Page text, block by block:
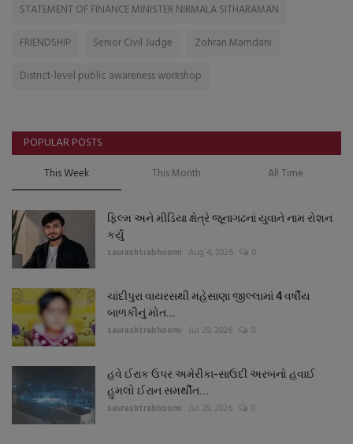
STATEMENT OF FINANCE MINISTER NIRMALA SITHARAMAN
FRIENDSHIP
Senior Civil Judge
Zohran Mamdani
District-level public awareness workshop
POPULAR POSTS
This Week This Month All Time
ફિલ્મ અને મીડિયા ક્ષેત્રે જૂનાગઢનાં યુવાને નામ રોશન
કર્યું
saurashtrabhoomi Aug 4, 2026 0
ચાંદીપુરા વાયરસથી મહેસાણા જીલ્લામાં 4 વર્ષીય
બાળકીનું મોત...
saurashtrabhoomi Jul 29, 2026 0
હવે ઈરાક ઉપર અમેરીકા-સાઉદી અરબનો હવાઈ
હુમલો ઈરાન સમર્થીત...
saurashtrabhoomi Jul 29, 2026 0